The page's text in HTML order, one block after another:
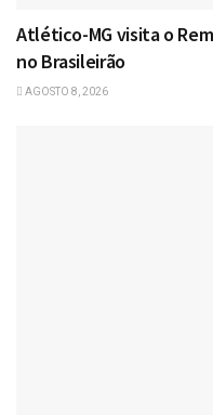
Atlético-MG visita o
no Brasileirão
AGOSTO 8, 2026